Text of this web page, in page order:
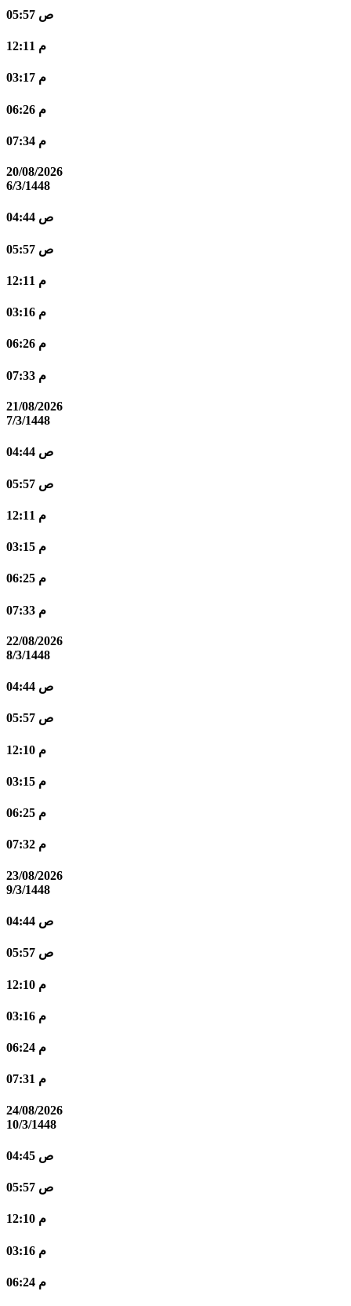
05:57 ص
12:11 م
03:17 م
06:26 م
07:34 م
20/08/2026
6/3/1448
04:44 ص
05:57 ص
12:11 م
03:16 م
06:26 م
07:33 م
21/08/2026
7/3/1448
04:44 ص
05:57 ص
12:11 م
03:15 م
06:25 م
07:33 م
22/08/2026
8/3/1448
04:44 ص
05:57 ص
12:10 م
03:15 م
06:25 م
07:32 م
23/08/2026
9/3/1448
04:44 ص
05:57 ص
12:10 م
03:16 م
06:24 م
07:31 م
24/08/2026
10/3/1448
04:45 ص
05:57 ص
12:10 م
03:16 م
06:24 م